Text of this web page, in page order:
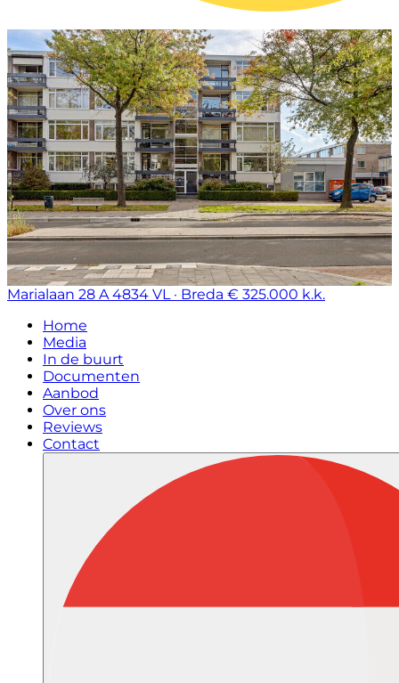
Marialaan 28 A 4834 VL · Breda € 325.000 k.k.
Home
Media
In de buurt
Documenten
Aanbod
Over ons
Reviews
Contact